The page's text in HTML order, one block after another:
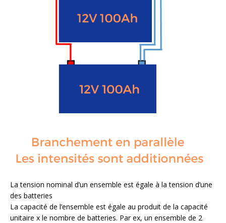
La tension nominal d’un ensemble est égale à la tension d’une
des batteries
La capacité de l’ensemble est égale au produit de la capacité
unitaire x le nombre de batteries. Par ex, un ensemble de 2